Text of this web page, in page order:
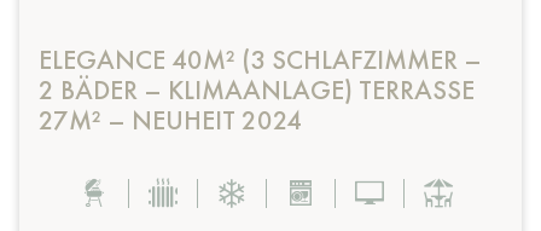
ELEGANCE 40M² (3 SCHLAFZIMMER –
2 BÄDER – KLIMAANLAGE) TERRASSE
27M² – NEUHEIT 2024